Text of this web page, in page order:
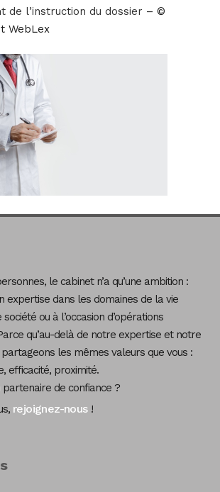
de l’instruction du dossier – ©
WebLex
le cabinet n’a qu’une ambition :
expertise dans les domaines de la vie
ou à l’occasion d’opérations
qu’au-delà de notre expertise et notre
partageons les mêmes valeurs que vous :
efficacité, proximité.
partenaire de confiance ?
rejoignez-nous!